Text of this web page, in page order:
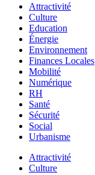
Attractivité
Culture
Education
Énergie
Environnement
Finances Locales
Mobilité
Numérique
RH
Santé
Sécurité
Social
Urbanisme
Attractivité
Culture